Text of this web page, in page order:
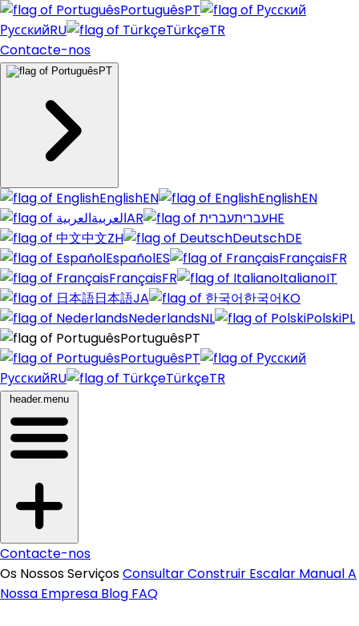
PortuguêsPT
РусскийRU TürkçeTR
Contacte-nos
PT
EnglishEN EnglishEN
العربيةAR עבריתHE
中文ZH DeutschDE
EspañolES FrançaisFR
FrançaisFR ItalianoIT
日本語JA 한국어KO
NederlandsNL PolskiPL
PortuguêsPT
PortuguêsPT
РусскийRU TürkçeTR
header.menu
Contacte-nos
Os Nossos ServiçosConsultarConstruir Escalar ManualA
Nossa Empresa Blog FAQ